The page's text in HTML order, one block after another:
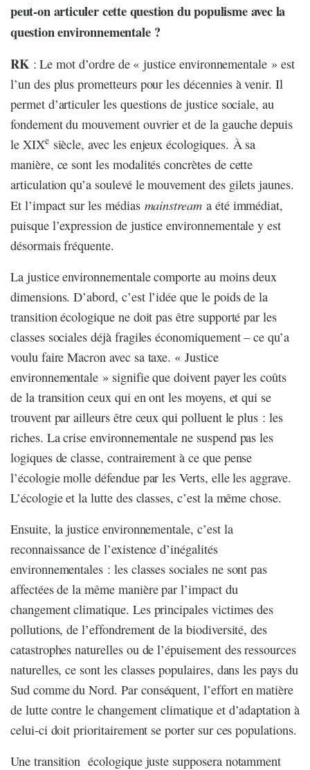
peut-on articuler cette question du populisme avec la
question environnementale ?
RK: Le mot d’ordre de « justice environnementale » est
l’un des plus prometteurs pour les décennies à venir. Il
permet d’articuler les questions de justice sociale, au
fondement du mouvement ouvrier et de la gauche depuis
le XIXesiècle, avec les enjeux écologiques. À sa
manière, ce sont les modalités concrètes de cette
articulation qu’a soulevé le mouvement des gilets jaunes.
Et l’impact sur les médias mainstreama été immédiat,
puisque l’expression de justice environnementale y est
désormais fréquente.
La justice environnementale comporte au moins deux
dimensions. D’abord, c’est l’idée que le poids de la
transition écologique ne doit pas être supporté par les
classes sociales déjà fragiles économiquement – ce qu’a
voulu faire Macron avec sa taxe. « Justice
environnementale » signifie que doivent payer les coûts
de la transition ceux qui en ont les moyens, et qui se
trouvent par ailleurs être ceux qui polluent le plus : les
riches. La crise environnementale ne suspend pas les
logiques de classe, contrairement à ce que pense
l’écologie molle défendue par les Verts, elle les aggrave.
L’écologie et la lutte des classes, c’est la même chose.
Ensuite, la justice environnementale, c’est la
reconnaissance de l’existence d’inégalités
environnementales : les classes sociales ne sont pas
affectées de la même manière par l’impact du
changement climatique. Les principales victimes des
pollutions, de l’effondrement de la biodiversité, des
catastrophes naturelles ou de l’épuisement des ressources
naturelles, ce sont les classes populaires, dans les pays du
Sud comme du Nord. Par conséquent, l’effort en matière
de lutte contre le changement climatique et d’adaptation à
celui-ci doit prioritairement se porter sur ces populations.
Une transition écologique juste supposera notamment